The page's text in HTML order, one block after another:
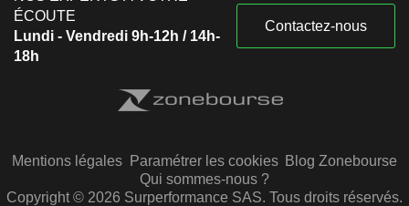
ÉCOUTE
Lundi - Vendredi 9h-12h / 14h-
18h
Contactez-nous
Mentions légales Paramétrer les cookies Blog Zonebourse
Qui sommes-nous ?
Copyright © 2026 Surperformance SAS. Tous droits réservés.